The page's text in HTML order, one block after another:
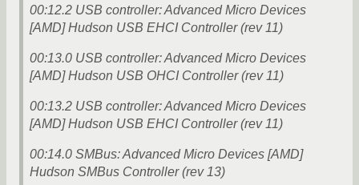
00:12.2 USB controller: Advanced Micro Devices
[AMD] Hudson USB EHCI Controller (rev 11)
00:13.0 USB controller: Advanced Micro Devices
[AMD] Hudson USB OHCI Controller (rev 11)
00:13.2 USB controller: Advanced Micro Devices
[AMD] Hudson USB EHCI Controller (rev 11)
00:14.0 SMBus: Advanced Micro Devices [AMD]
Hudson SMBus Controller (rev 13)